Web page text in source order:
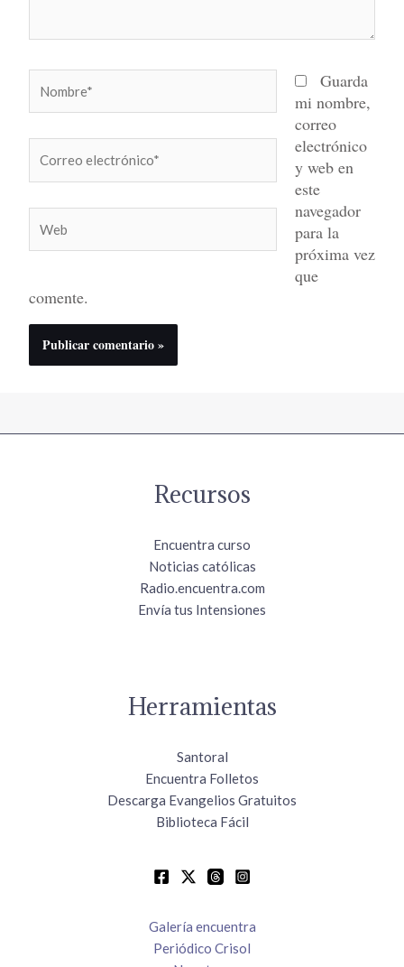
electrónico*
Guarda
mi nombre,
correo
electrónico
y web en
este
navegador
para la
próxima vez
que
comente.
Recursos
Encuentra curso
Noticias católicas
Radio.encuentra.com
Envía tus Intensiones
Herramientas
Santoral
Encuentra Folletos
Descarga Evangelios Gratuitos
Biblioteca Fácil
Galería encuentra
Periódico Crisol